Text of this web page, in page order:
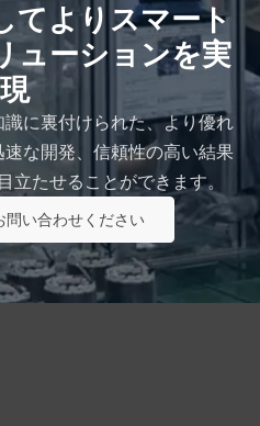
てよりスマート
ューションを実
現
に裏付けられた、より優れ
な開発、信頼性の高い結果
立たせることができます。
問い合わせください